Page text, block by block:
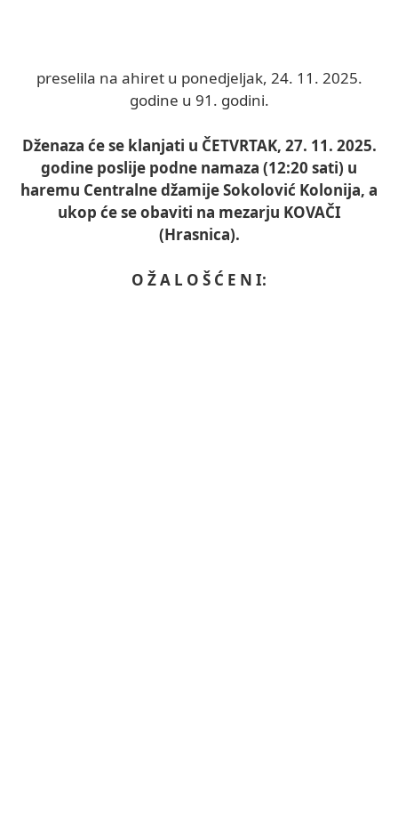
preselila na ahiret u ponedjeljak, 24. 11. 2025.
godine u 91. godini.
Dženaza će se klanjati u ČETVRTAK, 27. 11. 2025.
godine poslije podne namaza (12:20 sati) u
haremu Centralne džamije Sokolović Kolonija, a
ukop će se obaviti na mezarju KOVAČI
(Hrasnica).
O Ž A L O Š Ć E N I: